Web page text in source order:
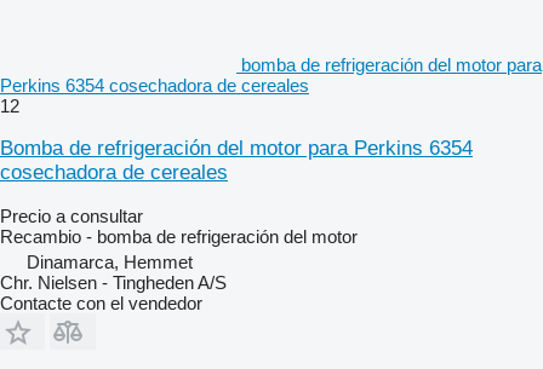
bomba de refrigeración del motor para
Perkins 6354 cosechadora de cereales
12
Bomba de refrigeración del motor para Perkins 6354
cosechadora de cereales
Precio a consultar
Recambio - bomba de refrigeración del motor
Dinamarca, Hemmet
Chr. Nielsen - Tingheden A/S
Contacte con el vendedor